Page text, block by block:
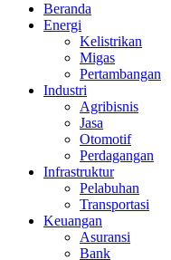
Beranda
Energi
Kelistrikan
Migas
Pertambangan
Industri
Agribisnis
Jasa
Otomotif
Perdagangan
Infrastruktur
Pelabuhan
Transportasi
Keuangan
Asuransi
Bank